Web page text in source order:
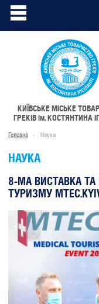
КИЇВСЬКЕ МІСЬКЕ
ГРЕКІВім.КОСТЯНТИНА
Головна Наука
НАУКА
8-МА ВИСТАВКА
ТУРИЗМУ